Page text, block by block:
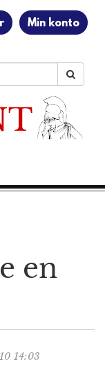
Min konto
en
14:03